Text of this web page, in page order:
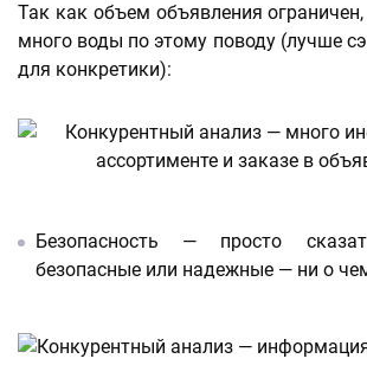
Так как объем объявления ограничен,
много воды по этому поводу (лучше
для конкретики):
Безопасность — просто
безопасные или надежные — ни о